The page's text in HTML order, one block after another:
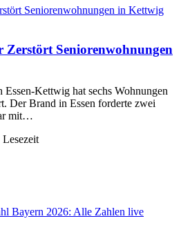
Zerstört Seniorenwohnungen
Kettwig hat sechs Wohnungen
Der Brand in Essen forderte zwei
mit…